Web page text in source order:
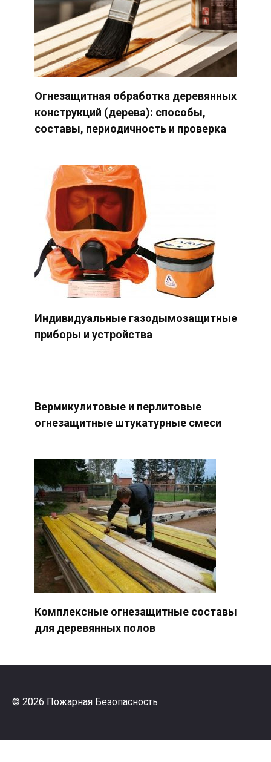
Огнезащитная обработка деревянных
конструкций (дерева): способы,
составы, периодичность и проверка
Индивидуальные газодымозащитные
приборы и устройства
Вермикулитовые и перлитовые
огнезащитные штукатурные смеси
Комплексные огнезащитные составы
для деревянных полов
© 2026 Пожарная Безопасность